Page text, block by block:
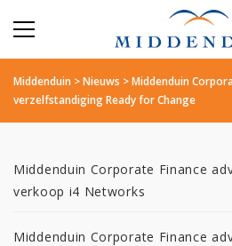
Middenduin >Nieuws >Middenduin
verzelfstandiging Ready for Change
Middenduin Corporate Finance
verkoop i4 Networks
Middenduin Corporate Finance